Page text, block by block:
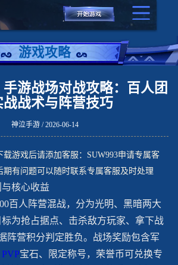
游戏攻略
手游战场对战攻略：百人团
战战术与阵营技巧
神泣手游 / 2026-06-14
载游戏后请添加客服：SUW993申请专属客
期有问题可以随时联系专属客服及时处理
核心收益
百人阵营混战，分为光明、黑暗两大
为抢占据点、击杀敌方玩家、拿下战
阵营积分判定胜负。战场奖励包含军
PVP宝石、限定称号，荣誉币可兑换专